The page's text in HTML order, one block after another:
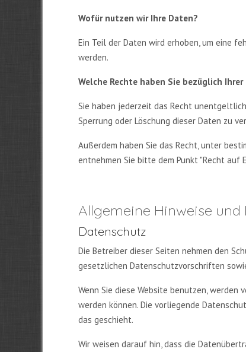
Wofür nutzen wir Ihre Daten?
Ein Teil der Daten wird erhoben, um eine
werden.
Welche Rechte haben Sie bezüglich Ihrer
Sie haben jederzeit das Recht
Sperrung oder Löschung dieser Daten zu
Außerdem haben Sie das Recht, unter
entnehmen Sie bitte dem Punkt "Recht auf
Allgemeine Hinweise
Datenschutz
Die Betreiber dieser Seiten nehmen den
gesetzlichen Datenschutzvorschriften
Wenn Sie diese Website benutzen,
werden können. Die vorliegende
das geschieht.
Wir weisen darauf hin, dass die